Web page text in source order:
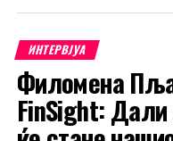
можностите што ги
Посебен акцент е
домашните
вредност на
на значење во услови
ИНТЕРВЈУА
Филомена
FinSight: